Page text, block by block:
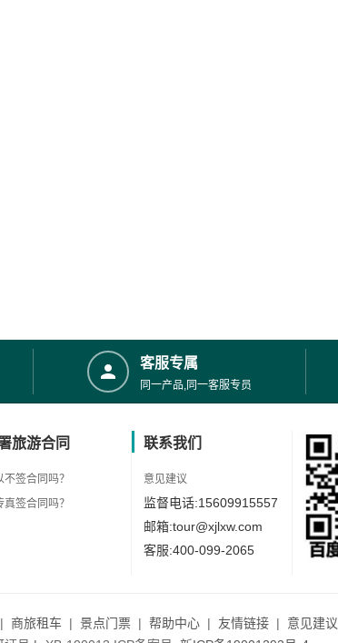
客服专属
同一产品,同一客服专员
旅游合同
不签合同吗？
真签合同吗？
联系我们
意见建议
监督电话:15609915557
邮箱:tour@xjlxw.com
客服:400-099-2065
| 商旅租车 | 景点门票 | 帮助中心 | 友情链接 | 意见建议